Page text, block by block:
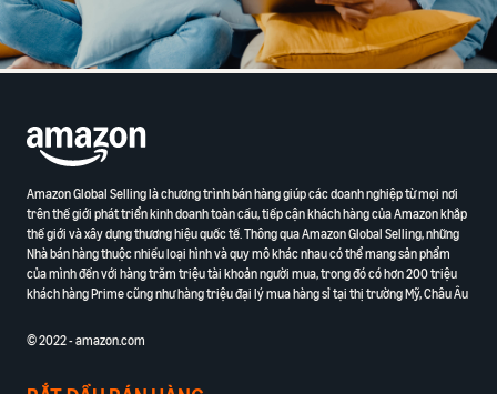
Amazon Global Selling là chương trình bán hàng giúp các doanh nghiệp từ mọi nơi
trên thế giới phát triển kinh doanh toàn cầu, tiếp cận khách hàng của Amazon khắp
thế giới và xây dựng thương hiệu quốc tế. Thông qua Amazon Global Selling, những
Nhà bán hàng thuộc nhiều loại hình và quy mô khác nhau có thể mang sản phẩm
của mình đến với hàng trăm triệu tài khoản người mua, trong đó có hơn 200 triệu
khách hàng Prime cũng như hàng triệu đại lý mua hàng sỉ tại thị trường Mỹ, Châu Âu
© 2022 - amazon.com